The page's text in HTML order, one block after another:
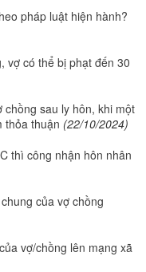
pháp luật hiện hành?
vợ có thể bị phạt đến 30
sau ly hôn, khi một
thỏa thuận (22/10/2024)
thì công nhận hôn nhân
của vợ chồng
vợ/chồng lên mạng xã